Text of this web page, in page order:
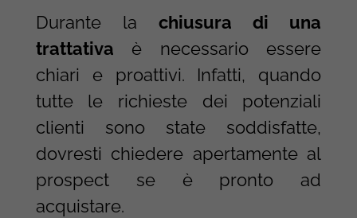
Durante la chiusura di una
trattativa è necessario essere
chiari e proattivi. Infatti, quando
tutte le richieste dei potenziali
clienti sono state soddisfatte,
dovresti chiedere apertamente al
prospect se è pronto ad
acquistare.